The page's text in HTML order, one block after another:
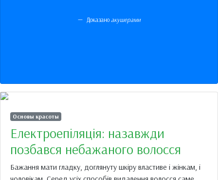
Доказаноакушерами
Основы красоты
Електроепіляція: назавжди
позбався небажаного волосся
Бажання мати гладку, доглянуту шкіру властиве і жінкам, і